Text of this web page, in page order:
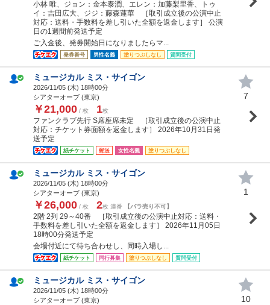
小林 唯、ジョン：金本泰潤、エレン：加藤梨里香、トゥ
イ：吉田広大、ジジ：藤森蓮華 ［取引成立後の公演中止
対応：送料・手数料を差し引いた全額を返金します］ 公演
日の1週間前発送予定
ご入金後、発券開始日になりましたらマ...
発券番号 男性名義 塗りつぶしなし 質問受付
ミュージカル ミス・サイゴン
2026/11/05 (木) 18時00分
シアターオーブ (東京)
￥21,000 / 枚 1枚
ファンクラブ先行 S席座席未定 ［取引成立後の公演中止
対応：チケット券面額を返金します］ 2026年10月31日発
送予定
紙チケット 郵送 女性名義 塗りつぶしなし
7
ミュージカル ミス・サイゴン
2026/11/05 (木) 18時00分
シアターオーブ (東京)
￥26,000 / 枚 2枚 連番 【バラ売り不可】
2階 2列 29～40番 ［取引成立後の公演中止対応：送料・
手数料を差し引いた全額を返金します］ 2026年11月05日
18時00分発送予定
会場付近にて待ち合わせし、同時入場し...
紙チケット 同行募集 塗りつぶしなし 質問受付
1
ミュージカル ミス・サイゴン
2026/11/05 (木) 18時00分
シアターオーブ (東京)
10